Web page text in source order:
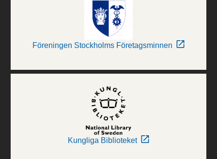
Föreningen Stockholms Företagsminnen
Kungliga Biblioteket